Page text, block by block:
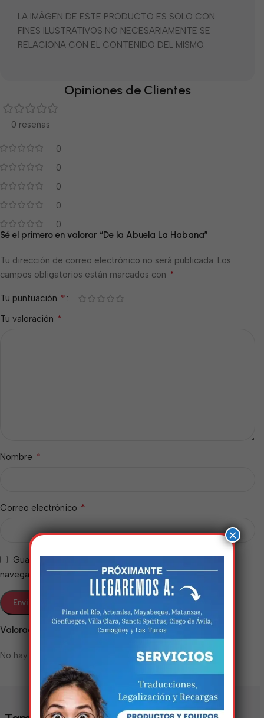
LA IMÁGEN DE ESTE PRODUCTO ES SOLO CON
FINES ILUSTRATIVOS NO NECESARIAMENTE SE
RELACIONA CON EL CONTENIDO DEL MISMO.
Opiniones de Clientes
0 reseñas
0
0
0
0
0
Valoraciones
No hay valoraciones aún.
Sé el primero en valorar “De la Abuela La Habana”
Tu dirección de correo electrónico no será publicada. Los
campos obligatorios están marcados con *
Tu puntuación *
Tu valoración *
Nombre *
Correo electrónico *
Guarda mi nombre, correo electrónico y web en este
navegador para la próxima vez que comente.
×
Estamos trabalhando
nisso!
Em breve, esta página estará
disponível com novidades
incríveis. Agradecemos pela